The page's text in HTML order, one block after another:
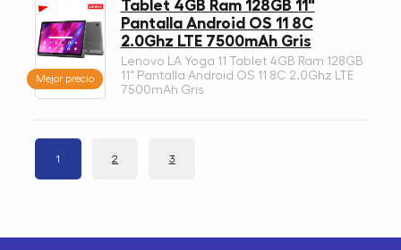
Mejor precio
Tablet 4GB Ram 128GB 11"
Pantalla Android OS 11 8C
2.0Ghz LTE 7500mAh Gris
Lenovo LA Yoga 11 Tablet 4GB Ram 128GB
11" Pantalla Android OS 11 8C 2.0Ghz LTE
7500mAh Gris
1 2 3